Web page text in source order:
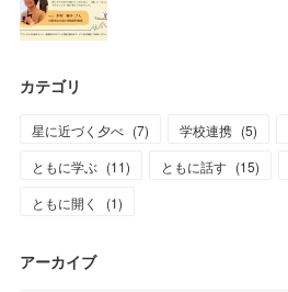
カテゴリ
星に近づく夕べ (7) 学校連携 (5)
ともに学ぶ (11) ともに話す (15)
ともに開く
(1)
アーカイブ